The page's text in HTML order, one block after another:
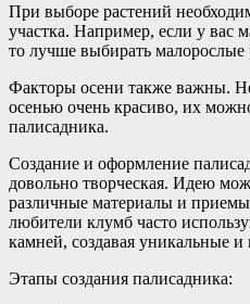
При выборе растений
участка. Например, если у вас
то лучше выбирать малорослые
Факторы осени также важны.
осенью очень красиво, их
палисадника.
Создание и оформление
довольно творческая. Идею
различные материалы и
любители клумб часто
камней, создавая уникальные и
Этапы создания палисадника: